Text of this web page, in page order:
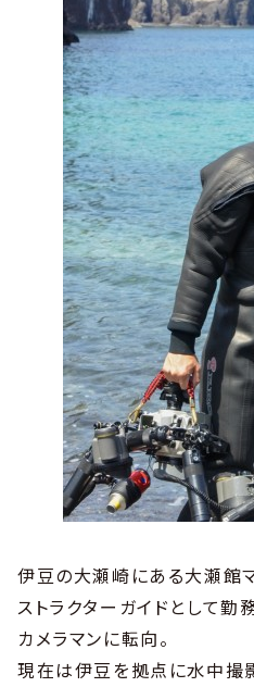
伊豆の大瀬崎にある大瀬館
ストラクターガイドとして
カメラマンに転向。
現在は伊豆を拠点に水中撮